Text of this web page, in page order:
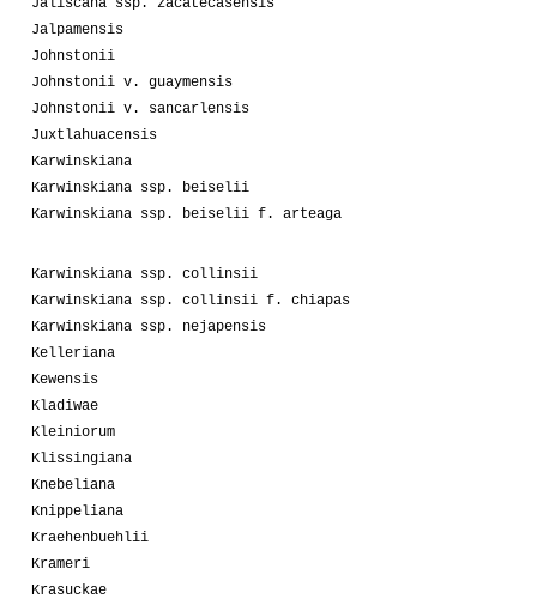
Jaliscana ssp. zacatecasensis
Jalpamensis
Johnstonii
Johnstonii v. guaymensis
Johnstonii v. sancarlensis
Juxtlahuacensis
Karwinskiana
Karwinskiana ssp. beiselii
Karwinskiana ssp. beiselii f. arteaga
Karwinskiana ssp. collinsii
Karwinskiana ssp. collinsii f. chiapas
Karwinskiana ssp. nejapensis
Kelleriana
Kewensis
Kladiwae
Kleiniorum
Klissingiana
Knebeliana
Knippeliana
Kraehenbuehlii
Krameri
Krasuckae